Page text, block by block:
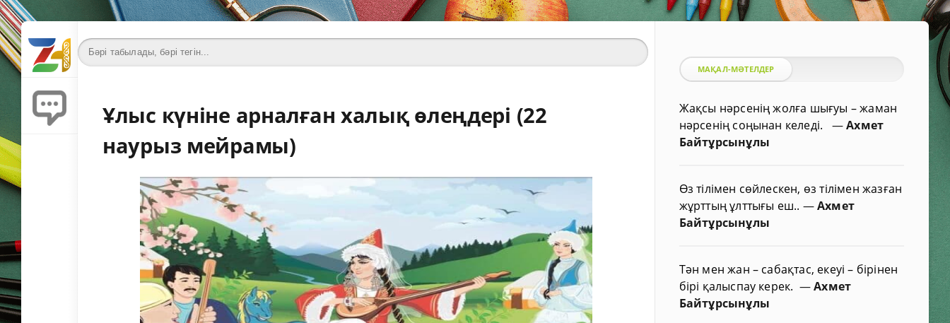
Ұлыс күніне арналған халық өлеңдері (22
наурыз мейрамы)
МАҚАЛ-МӘТЕЛДЕР
Жақсы нәрсенің жолға шығуы – жаман
нәрсенің соңынан келеді. —Ахмет
Байтұрсынұлы
Өз тілімен сөйлескен, өз тілімен жазған
жұрттың ұлттығы еш.. —Ахмет
Байтұрсынұлы
Тән мен жан – сабақтас, екеуі – бірінен
бірі қалыспау керек. —Ахмет
Байтұрсынұлы